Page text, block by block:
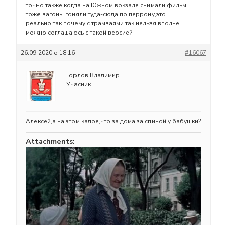
точно также когда на Южном вокзале снимали фильм
тоже вагоны гоняли туда-сюда по перрону,это
реально,так почему с трамваями так нельзя,вполне
можно,соглашаюсь с такой версией
26.09.2020 о 18:16 #16067
Горлов Владимир
Учасник
Алексей,а на этом кадре,что за дома,за спиной у бабушки?
Attachments: